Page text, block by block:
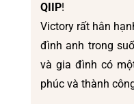
QIIP!
Victory rất hân
đình anh trong
và gia đình có
phúc và thành